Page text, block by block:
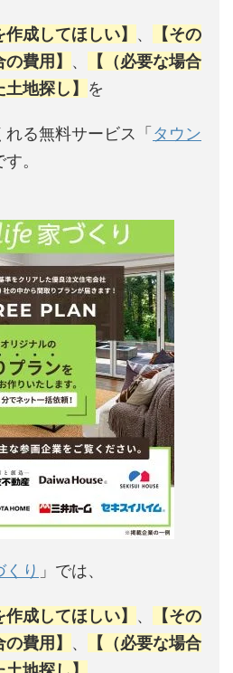
成してほしい】 、
【その
費用】 、
【（必要な場合
地探し】 を
る無料サービス「 タウン
す。
くり 」では、
成してほしい】 、
【その
費用】 、
【（必要な場合